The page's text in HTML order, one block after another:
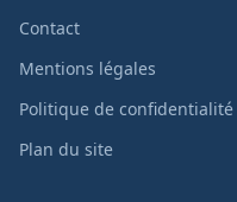
Contact
Mentions légales
Politique de confidentialité
Plan du site